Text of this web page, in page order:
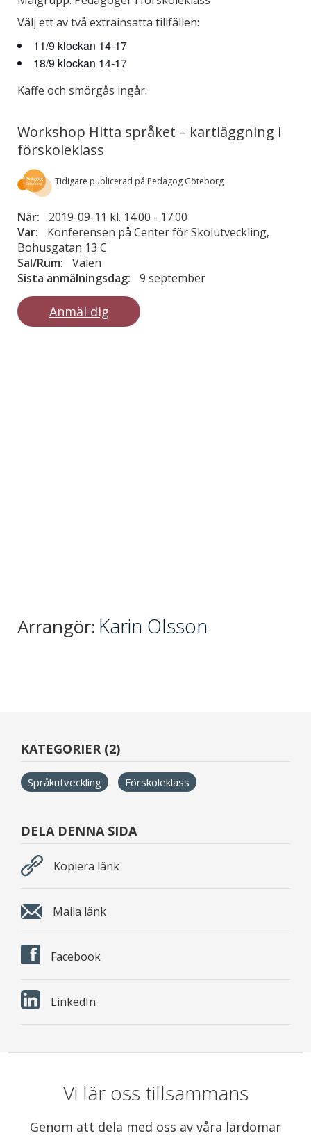
Välj ett av två extrainsatta tillfällen:
11/9 klockan 14-17
18/9 klockan 14-17
Kaffe och smörgås ingår.
Workshop Hitta språket – kartläggning i
förskoleklass
Tidigare publicerad på Pedagog Göteborg
När: 2019-09-11 kl. 14:00 - 17:00
Var:
Konferensen på Center för Skolutveckling,
Bohusgatan 13 C
Sal/Rum:
Valen
Sista anmälningsdag:
9 september
Anmäl dig
Arrangör: Karin Olsson
KATEGORIER (2)
Språkutveckling Förskoleklass
DELA DENNA SIDA
Kopiera länk
Maila länk
Facebook
LinkedIn
Vi lär oss tillsammans
Genom att dela med oss av våra lärdomar